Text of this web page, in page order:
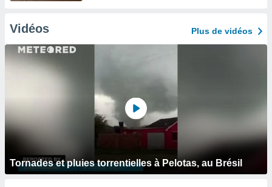
Vidéos Plus de vidéos
Tornades et pluies torrentielles à Pelotas, au Brésil